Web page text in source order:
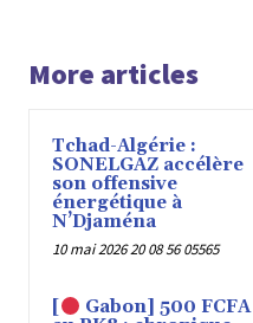
More articles
Tchad-Algérie :
SONELGAZ accélère
son offensive
énergétique à
N’Djaména
10 mai 2026 20 08 56 05565
Gabon] 500 FCFA